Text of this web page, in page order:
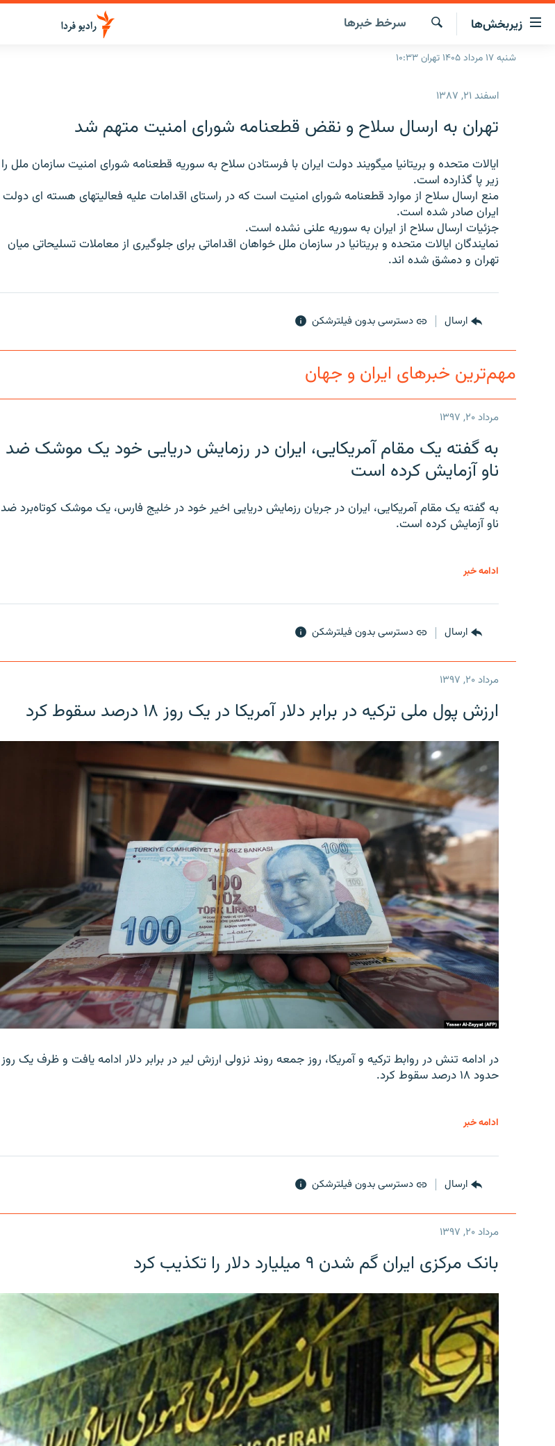
لینک‌های
قابلیت
دسترسی
زیربخش‌ها
صفحه اصلی
انتخاب کنید و بشنوید
برنامه‌های رادیویی
فرکانس‌ها
چندرسانه‌ای
گزارش‌های تصویری
گزارش‌های ویدئویی
جستجو
سرخط‌ خبرها
شنبه ۱۷ مرداد ۱۴۰۵ تهران ۱۰:۳۳
اسفند ۲۱, ۱۳۸۷
تهران به ارسال سلاح و نقض قطعنامه شورای امنیت متهم شد
ایالات متحده و بریتانیا میگویند دولت ایران با فرستادن سلاح به سوریه قطعنامه شورای امنیت سازمان ملل را
زیر پا گذارده است.
منع ارسال سلاح از موارد قطعنامه شورای امنیت است که در راستای اقدامات علیه فعالیتهای هسته ای دولت
ایران صادر شده است.
جزئیات ارسال سلاح از ایران به سوریه علنی نشده است.
نمایندگان ایالات متحده و بریتانیا در سازمان ملل خواهان اقداماتی برای جلوگیری از معاملات تسلیحاتی میان
تهران و دمشق شده اند.
ارسال دسترسی بدون فیلترشکن
مهم‌ترین خبرهای ایران و جهان
مرداد ۲۰, ۱۳۹۷
به گفته یک مقام آمریکایی، ایران در رزمایش دریایی خود یک موشک ضد
ناو آزمایش کرده است
به گفته یک مقام آمریکایی، ایران در جریان رزمایش دریایی اخیر خود در خلیج فارس، یک موشک کوتاه‌برد ضد
ناو آزمایش کرده است.
ادامه خبر
ارسال دسترسی بدون فیلترشکن
مرداد ۲۰, ۱۳۹۷
ارزش پول ملی ترکیه در برابر دلار آمریکا در یک روز ۱۸ درصد سقوط کرد
در ادامه تنش در روابط ترکیه و آمریکا، روز جمعه روند نزولی ارزش لیر در برابر دلار ادامه یافت و ظرف یک روز
حدود ۱۸ درصد سقوط کرد.
ادامه خبر
ارسال دسترسی بدون فیلترشکن
مرداد ۲۰, ۱۳۹۷
بانک مرکزی ایران گم شدن ۹ میلیارد دلار را تکذیب کرد